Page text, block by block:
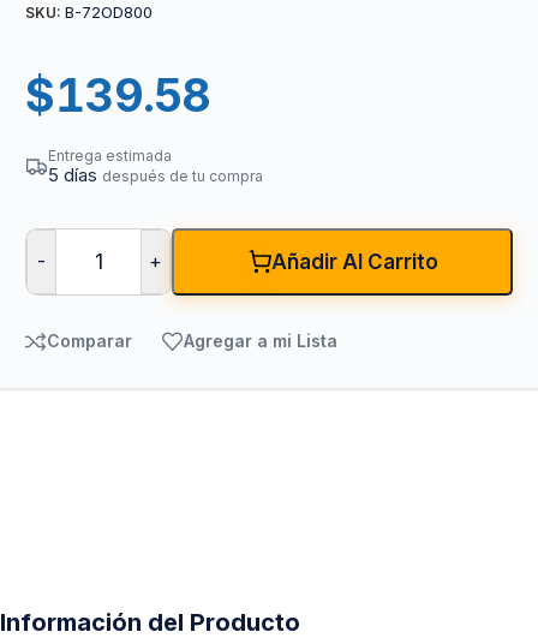
SKU: B-72OD800
$139.58
Entrega estimada
5 días después de tu compra
- + Añadir Al Carrito
Comparar Agregar a mi Lista
Información del Producto